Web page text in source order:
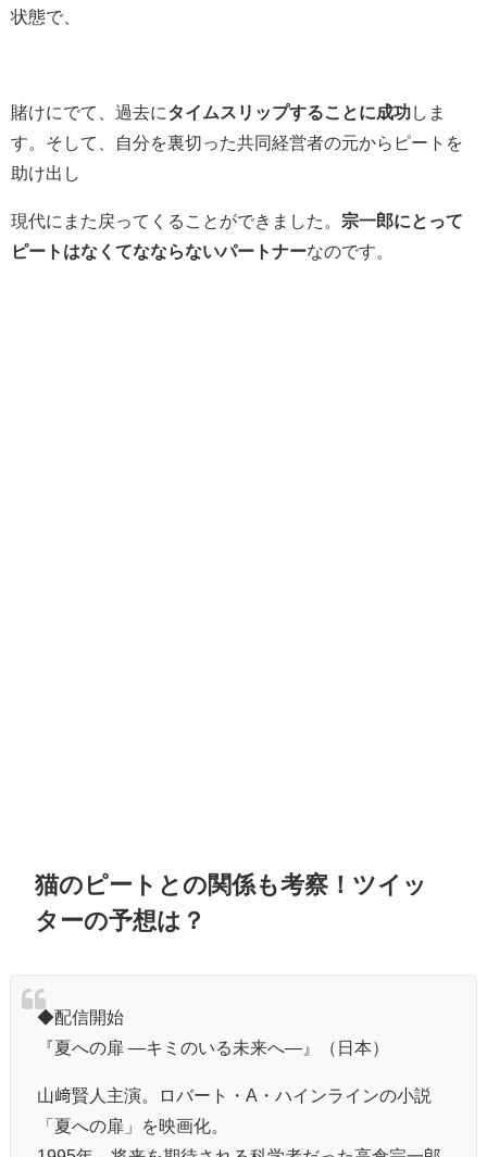
状態で、
賭けにでて、過去にタイムスリップすることに成功しま
す。そして、自分を裏切った共同経営者の元からピートを
助け出し
現代にまた戻ってくることができました。 宗一郎にとって
ピートはなくてなならないパートナーなのです。
猫のピートとの関係も考察！ツイッ
ターの予想は？
◆配信開始
『夏への扉 ―キミのいる未来へ―』（日本）
山﨑賢人主演。ロバート・A・ハインラインの小説
「夏への扉」を映画化。